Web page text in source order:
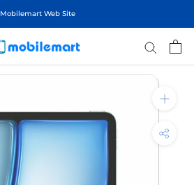
Mobilemart Web Site